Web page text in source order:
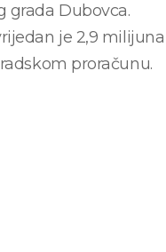
grada Dubovca.
je 2,9 milijuna
proračunu.